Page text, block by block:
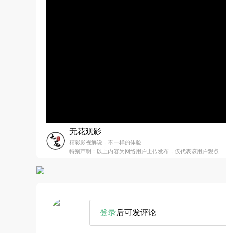
无花观影
精彩影视解说，不一样的体验
特别声明：以上内容为网络用户上传发布，仅代表该用户观点
登录后可发评论